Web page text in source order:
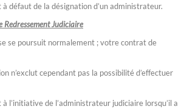
défaut de la désignation d’un administrateur.
Redressement Judiciaire
se poursuit normalement ; votre contrat de
n’exclut cependant pas la possibilité d’effectuer
l’initiative de l’administrateur judiciaire lorsqu’il a